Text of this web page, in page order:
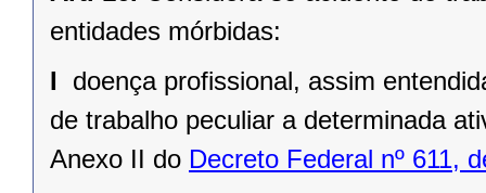
entidades mórbidas:
I 
doença profissional, assim
de trabalho peculiar a determinada
Anexo II do Decreto Federal nº 611,